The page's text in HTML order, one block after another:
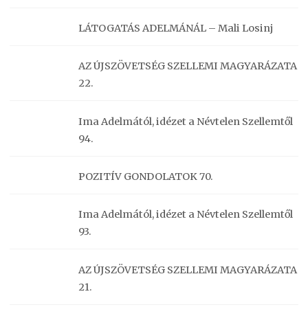
LÁTOGATÁS ADELMÁNÁL – Mali Losinj
AZ ÚJSZÖVETSÉG SZELLEMI MAGYARÁZATA
22.
Ima Adelmától, idézet a Névtelen Szellemtől
94.
POZITÍV GONDOLATOK 70.
Ima Adelmától, idézet a Névtelen Szellemtől
93.
AZ ÚJSZÖVETSÉG SZELLEMI MAGYARÁZATA
21.